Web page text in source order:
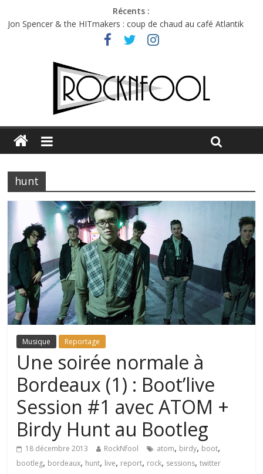
Récents :
Jon Spencer & the HITmakers : coup de chaud au café Atlantik
Hellfest 2026 vendredi : température et émotions en hausse
Hellfest 2026 jeudi : impossible de choisir entre chaleur et bonne
Première édition du Midgard Festival : entre bière, métal et
Charlie Puth à l’Olympia : la leçon de pop du Professeur Puth
hunt
Musique Reportage
Une soirée normale à
Bordeaux (1) : Boot’live
Session #1 avec ATOM +
Birdy Hunt au Bootleg
18 décembre 2013 RockNfool atom, birdy, boot,
bootleg, bordeaux, hunt, live, report, rock, sessions,twitter